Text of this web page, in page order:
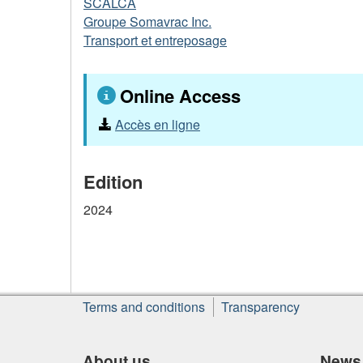
Groupe Somavrac Inc.
Transport et entreposage
Online Access
Accès en ligne
Edition
2024
About
this
Terms and conditions Transparency